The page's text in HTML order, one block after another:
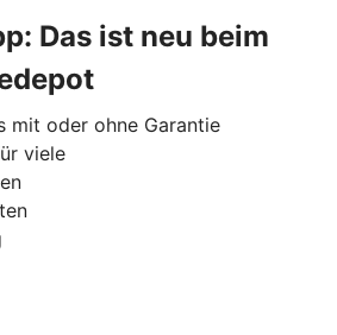
Das ist neu beim
mit oder ohne Garantie
viele